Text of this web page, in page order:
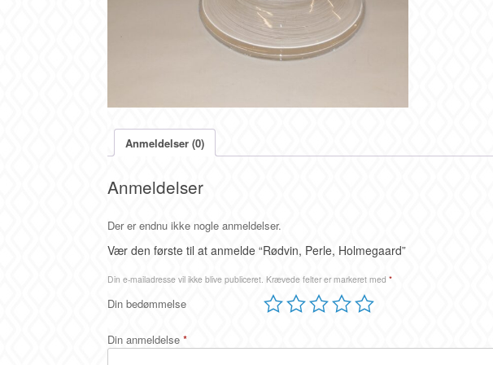
Anmeldelser (0)
Anmeldelser
Der er endnu ikke nogle anmeldelser.
Vær den første til at anmelde “Rødvin, Perle, Holmegaard”
Din e-mailadresse vil ikke blive publiceret. Krævede felter er markeret med *
Din bedømmelse
Din anmeldelse *